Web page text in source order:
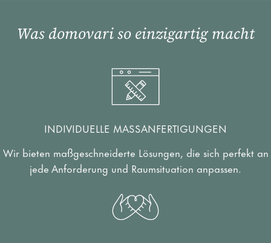
Was domovari so einzigartig macht
INDIVIDUELLE MASSANFERTIGUNGEN
Wir bieten maßgeschneiderte Lösungen, die sich perfekt an
jede Anforderung und Raumsituation anpassen.